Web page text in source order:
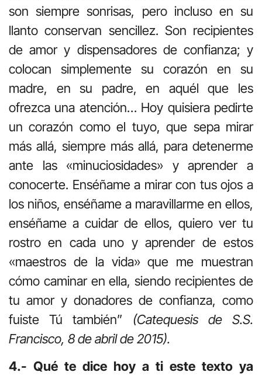
son siempre sonrisas, pero incluso en su
llanto conservan sencillez. Son recipientes
de amor y dispensadores de confianza; y
colocan simplemente su corazón en su
madre, en su padre, en aquél que les
ofrezca una atención… Hoy quisiera pedirte
un corazón como el tuyo, que sepa mirar
más allá, siempre más allá, para detenerme
ante las «minuciosidades» y aprender a
conocerte. Enséñame a mirar con tus ojos a
los niños, enséñame a maravillarme en ellos,
enséñame a cuidar de ellos, quiero ver tu
rostro en cada uno y aprender de estos
«maestros de la vida» que me muestran
cómo caminar en ella, siendo recipientes de
tu amor y donadores de confianza, como
fuiste Tú también” (Catequesis de S.S.
Francisco, 8 de abril de 2015).
4.- Qué te dice hoy a ti este texto ya